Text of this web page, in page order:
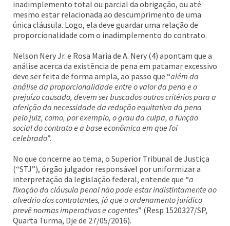
inadimplemento total ou parcial da obrigação, ou até
mesmo estar relacionada ao descumprimento de uma
única cláusula. Logo, ela deve guardar uma relação de
proporcionalidade com o inadimplemento do contrato.
Nelson Nery Jr. e Rosa Maria de A. Nery (4) apontam que a
análise acerca da existência de pena em patamar excessivo
deve ser feita de forma ampla, ao passo que “além da
análise da proporcionalidade entre o valor da pena e o
prejuízo causado, devem ser buscados outros critérios para a
aferição da necessidade da redução equitativa da pena
pelo juiz, como, por exemplo, o grau da culpa, a função
social do contrato e a base econômica em que foi
celebrado”.
No que concerne ao tema, o Superior Tribunal de Justiça
(“STJ”), órgão julgador responsável por uniformizar a
interpretação da legislação federal, entende que “a
fixação da cláusula penal não pode estar indistintamente ao
alvedrio dos contratantes, já que o ordenamento jurídico
prevê normas imperativas e cogentes” (Resp 1520327/SP,
Quarta Turma, Dje de 27/05/2016).